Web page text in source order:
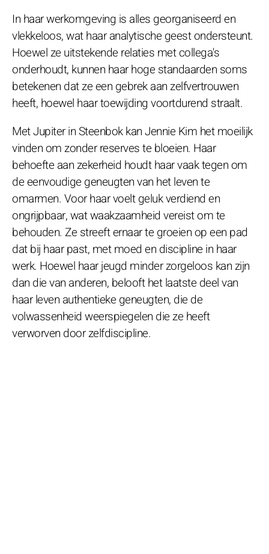
In haar werkomgeving is alles georganiseerd en
vlekkeloos, wat haar analytische geest ondersteunt.
Hoewel ze uitstekende relaties met collega's
onderhoudt, kunnen haar hoge standaarden soms
betekenen dat ze een gebrek aan zelfvertrouwen
heeft, hoewel haar toewijding voortdurend straalt.
Met Jupiter in Steenbok kan Jennie Kim het moeilijk
vinden om zonder reserves te bloeien. Haar
behoefte aan zekerheid houdt haar vaak tegen om
de eenvoudige geneugten van het leven te
omarmen. Voor haar voelt geluk verdiend en
ongrijpbaar, wat waakzaamheid vereist om te
behouden. Ze streeft ernaar te groeien op een pad
dat bij haar past, met moed en discipline in haar
werk. Hoewel haar jeugd minder zorgeloos kan zijn
dan die van anderen, belooft het laatste deel van
haar leven authentieke geneugten, die de
volwassenheid weerspiegelen die ze heeft
verworven door zelfdiscipline.